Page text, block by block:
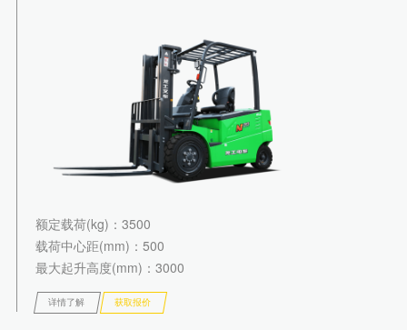
额定载荷(kg) ：3500
载荷中心距(mm) ：500
最大起升高度(mm) ：3000
详情了解 获取报价